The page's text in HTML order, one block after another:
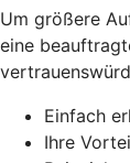
Um größere
eine
Einfach
Ihre